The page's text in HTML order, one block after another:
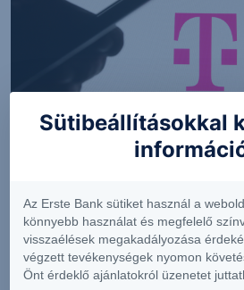
MTel: Változatlan második
eredmény
2026. augusztus 6.
Sütibeállításokkal
Az Erste Bank sütiket használ a
könnyebb használat és megfelelő
visszaélések megakadályozása
végzett tevékenységek nyomon
Önt érdeklő ajánlatokról üzenetet